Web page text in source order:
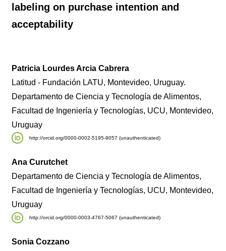
labeling on purchase intention and
acceptability
Patricia Lourdes Arcia Cabrera
Latitud - Fundación LATU, Montevideo, Uruguay.
Departamento de Ciencia y Tecnología de Alimentos,
Facultad de Ingeniería y Tecnologías, UCU, Montevideo,
Uruguay
http://orcid.org/0000-0002-5195-9057 (unauthenticated)
Ana Curutchet
Departamento de Ciencia y Tecnología de Alimentos,
Facultad de Ingeniería y Tecnologías, UCU, Montevideo,
Uruguay
http://orcid.org/0000-0003-4767-5067 (unauthenticated)
Sonia Cozzano